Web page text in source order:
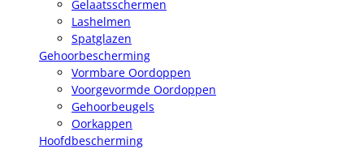
Gelaatsschermen
Lashelmen
Spatglazen
Gehoorbescherming
Vormbare Oordoppen
Voorgevormde Oordoppen
Gehoorbeugels
Oorkappen
Hoofdbescherming